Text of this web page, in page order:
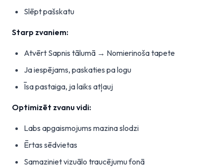
Slēpt pašskatu
Starp zvaniem:
Atvērt Sapnis tālumā → Nomierinoša tapete
Ja iespējams, paskaties pa logu
Īsa pastaiga, ja laiks atļauj
Optimizēt zvanu vidi:
Labs apgaismojums mazina slodzi
Ērtas sēdvietas
Samaziniet vizuālo traucējumu fonā